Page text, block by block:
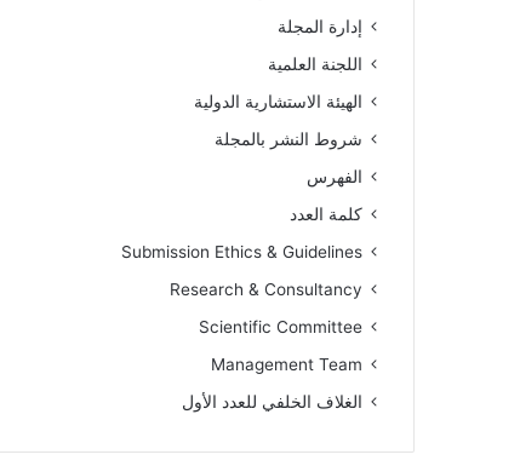
إدارة المجلة
اللجنة العلمية
الهيئة الاستشارية الدولية
شروط النشر بالمجلة
الفهرس
كلمة العدد
Submission Ethics & Guidelines
Research & Consultancy
Scientific Committee
Management Team
الغلاف الخلفي للعدد الأول